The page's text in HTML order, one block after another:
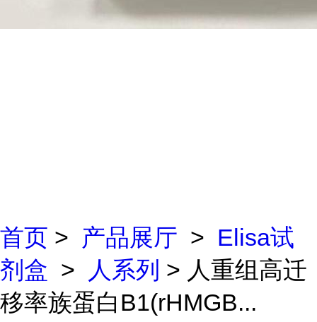
首页 > 产品展厅 > Elisa试
剂盒 > 人系列 > 人重组高迁
移率族蛋白B1(rHMGB...